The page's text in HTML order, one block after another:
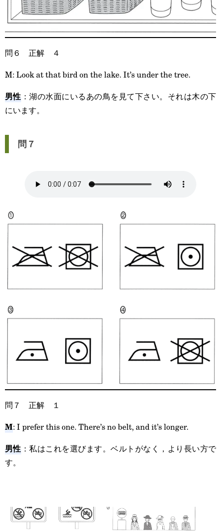
問６ 正解 ４
M: Look at that bird on the lake. It’s under the tree.
男性：湖の水面にいるあの鳥を見て下さい。それは木の下
にいます。
問７
問７ 正解 １
M: I prefer this one. There’s no belt, and it’s longer.
男性：私はこれを選びます。ベルトがなく，より長い方で
す。